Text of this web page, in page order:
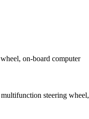
on-board computer
steering wheel,